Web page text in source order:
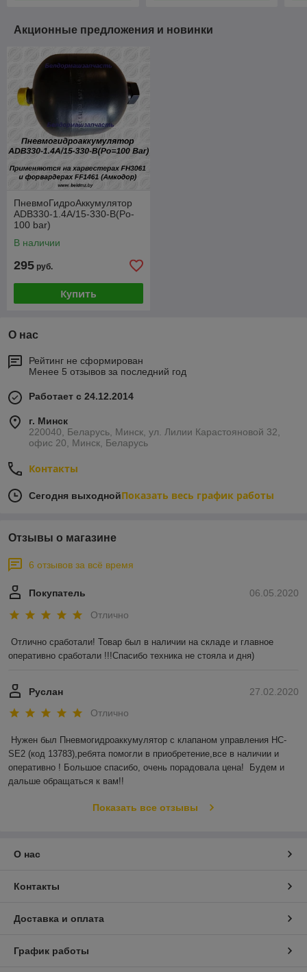
Акционные предложения и новинки
ПневмоГидроАккумулятор
ADB330-1.4А/15-330-В(Po-
100 bar)
В наличии
295 руб.
Купить
О нас
Рейтинг не сформирован
Менее 5 отзывов за последний год
Работает с 24.12.2014
г. Минск
220040, Беларусь, Минск, ул. Лилии Карастояновой 32,
офис 20, Минск, Беларусь
Контакты
Сегодня выходнойПоказать весь график работы
Отзывы о магазине
6 отзывов за всё время
06.05.2020
Покупатель
Отлично
Отлично сработали! Товар был в наличии на складе и главное
оперативно сработали !!!Спасибо техника не стояла и дня)
27.02.2020
Руслан
Отлично
Нужен был Пневмогидроаккумулятор с клапаном управления HC-
SE2 (код 13783),ребята помогли в приобретение,все в наличии и
оперативно ! Большое спасибо, очень порадовала цена!  Будем и
дальше обращаться к вам!!
Показать все отзывы
О нас
Контакты
Доставка и оплата
График работы